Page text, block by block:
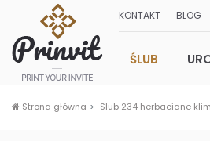
KONTAKT BLOG
ŚLUB
Strona główna Slub 234 herbaciane